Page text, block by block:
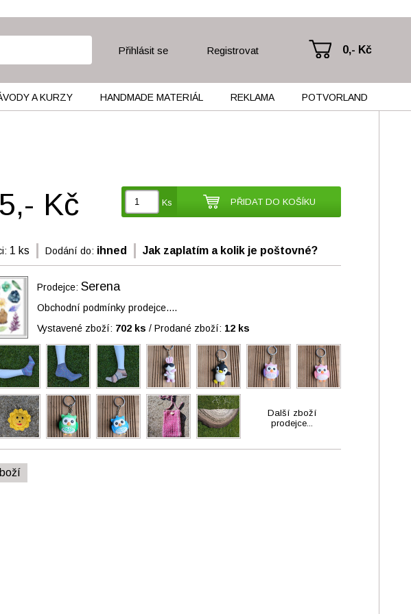
Přihlásit se Registrovat 0,- Kč
A KURZY HANDMADE MATERIÁL REKLAMA POTVORLAND
Kč Ks PŘIDAT DO KOŠÍKU
1 ks Dodání do: ihned Jak zaplatím a kolik je poštovné?
Prodejce:Serena
Obchodní podmínky prodejce....
Vystavené zboží: 702 ks /Prodané zboží: 12 ks
Další zboží
prodejce...